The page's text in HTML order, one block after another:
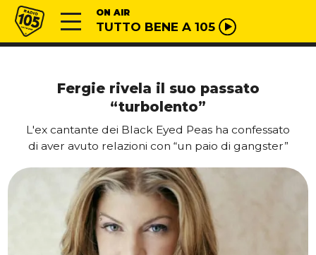
Vai al contenuto
Radio 105 ON AIR
TUTTO BENE A 105
Fergie rivela il suo passato
“turbolento”
L'ex cantante dei Black Eyed Peas ha confessato
di aver avuto relazioni con “un paio di gangster”